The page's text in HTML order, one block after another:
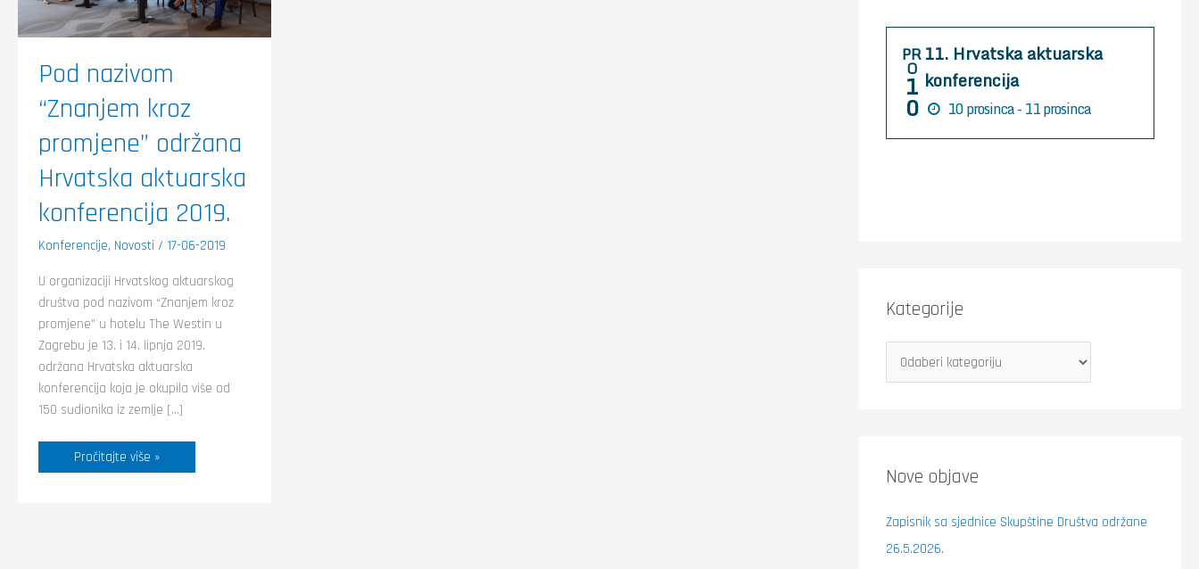
Pod nazivom
“Znanjem kroz
promjene” održana
Hrvatska aktuarska
konferencija 2019.
Konferencije, Novosti / 17-06-2019
U organizaciji Hrvatskog aktuarskog
društva pod nazivom “Znanjem kroz
promjene” u hotelu The Westin u
Zagrebu je 13. i 14. lipnja 2019.
održana Hrvatska aktuarska
konferencija koja je okupila više od
150 sudionika iz zemlje […]
Pročitajte više »
PR
O
1
0
11. Hrvatska aktuarska
konferencija
10 prosinca - 11 prosinca
Kategorije
Nove objave
Zapisnik sa sjednice Skupštine Društva održane
26.5.2026.